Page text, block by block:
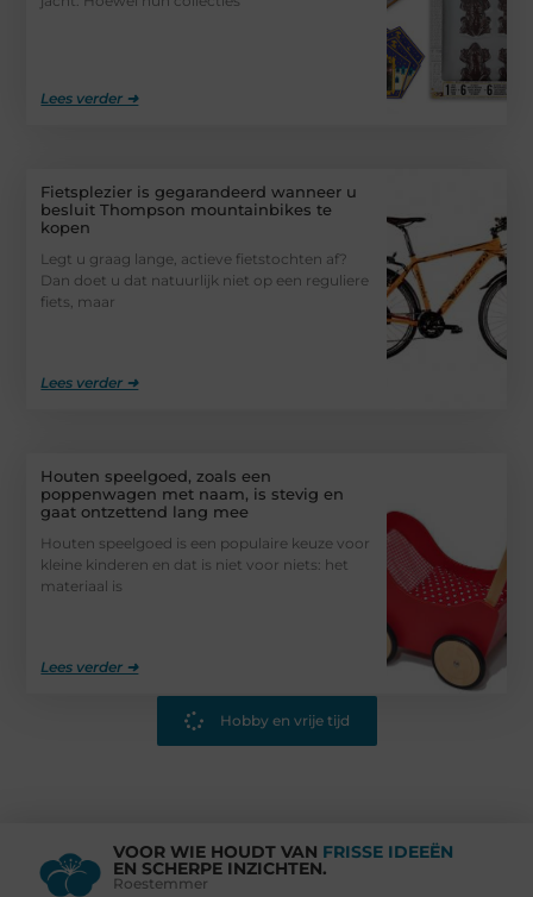
Lees verder ➜
Fietsplezier is gegarandeerd wanneer u
besluit Thompson mountainbikes te
kopen
Legt u graag lange, actieve fietstochten af?
Dan doet u dat natuurlijk niet op een reguliere
fiets, maar
Lees verder ➜
Houten speelgoed, zoals een
poppenwagen met naam, is stevig en
gaat ontzettend lang mee
Houten speelgoed is een populaire keuze voor
kleine kinderen en dat is niet voor niets: het
materiaal is
Lees verder ➜
Hobby en vrije tijd
VOOR WIE HOUDT VAN FRISSE IDEEËN
EN SCHERPE INZICHTEN.
Roestemmer